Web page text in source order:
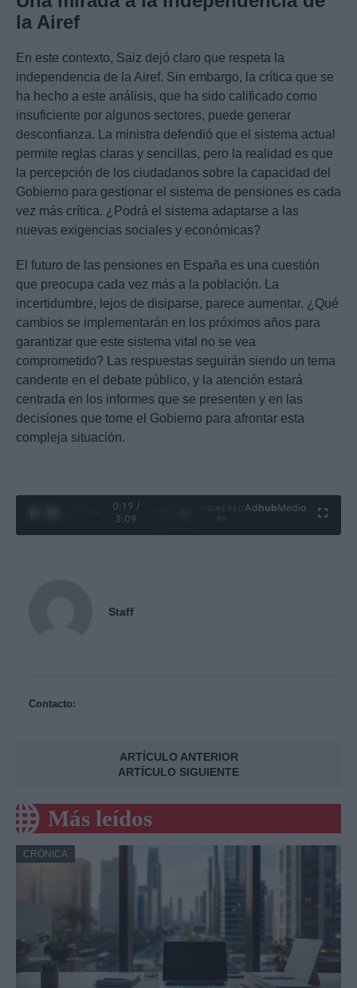
la Airef
En este contexto, Saiz dejó claro que respeta la
independencia de la Airef. Sin embargo, la crítica que se
ha hecho a este análisis, que ha sido calificado como
insuficiente por algunos sectores, puede generar
desconfianza. La ministra defendió que el sistema actual
permite reglas claras y sencillas, pero la realidad es que
la percepción de los ciudadanos sobre la capacidad del
Gobierno para gestionar el sistema de pensiones es cada
vez más crítica. ¿Podrá el sistema adaptarse a las
nuevas exigencias sociales y económicas?
El futuro de las pensiones en España es una cuestión
que preocupa cada vez más a la población. La
incertidumbre, lejos de disiparse, parece aumentar. ¿Qué
cambios se implementarán en los próximos años para
garantizar que este sistema vital no se vea
comprometido? Las respuestas seguirán siendo un tema
candente en el debate público, y la atención estará
centrada en los informes que se presenten y en las
decisiones que tome el Gobierno para afrontar esta
compleja situación.
0:20 /
3:09
Ad hubMedia
Staff
Contacto:
ARTÍCULO ANTERIOR
ARTÍCULO SIGUIENTE
Más leídos
CRÓNICA